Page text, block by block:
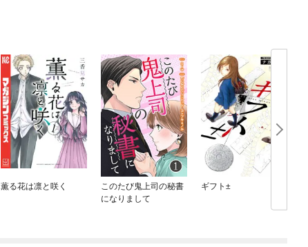
薫る花は凛と咲く
このたび鬼上司の秘書
になりまして
ギフト±